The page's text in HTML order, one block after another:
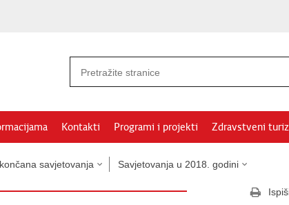
Kontakti Programi i projekti Zdravstveni
savjetovanja Savjetovanja u 2018. godini